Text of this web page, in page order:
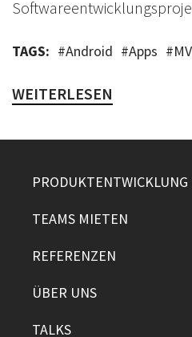
TAGS: #Android #Apps #
WEITERLESEN
PRODUKTENTWICKLUNG
TEAMS MIETEN
REFERENZEN
ÜBER UNS
TALKS